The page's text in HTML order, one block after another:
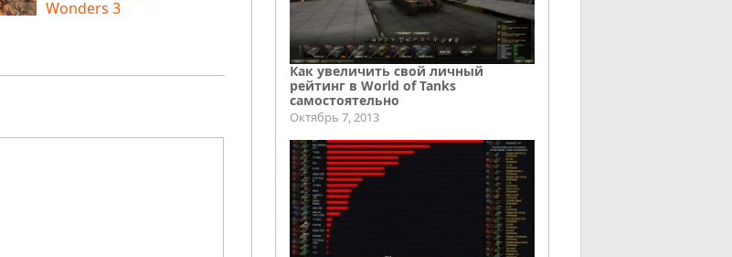
Wonders 3
Как увеличить свой личный
рейтинг в World of Tanks
самостоятельно
Октябрь 7, 2013